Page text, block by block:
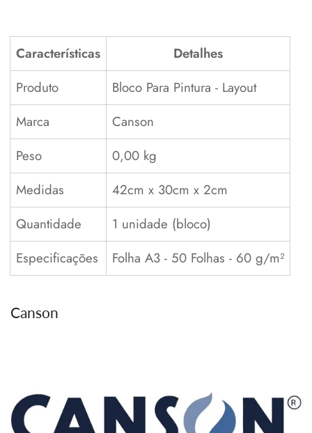
Características
Detalhes
Produto
Bloco Para Pintura - Layout
Marca
Canson
Peso
0,00 kg
Medidas
42cm x 30cm x 2cm
Quantidade
1 unidade (bloco)
Especificações
Folha A3 - 50 Folhas - 60 g/m²
Canson